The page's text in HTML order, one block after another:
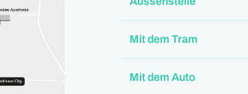
Mit dem Tram
Mit dem Auto